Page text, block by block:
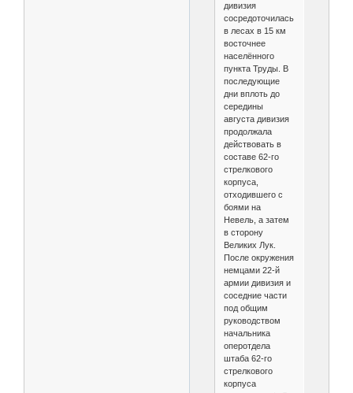
дивизия
сосредоточилась
в лесах в 15 км
восточнее
населённого
пункта Труды. В
последующие
дни вплоть до
середины
августа дивизия
продолжала
действовать в
составе 62-го
стрелкового
корпуса,
отходившего с
боями на
Невель, а затем
в сторону
Великих Лук.
После окружения
немцами 22-й
армии дивизия и
соседние части
под общим
руководством
начальника
оперотдела
штаба 62-го
стрелкового
корпуса